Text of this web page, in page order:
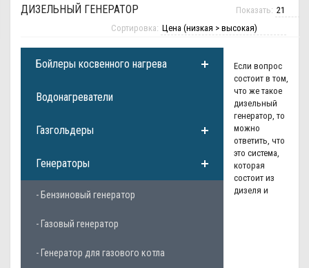
ДИЗЕЛЬНЫЙ ГЕНЕРАТОР
Показать:
Сортировка:
Бойлеры косвенного нагрева
Водонагреватели
Газгольдеры
Генераторы
- Бензиновый генератор
- Газовый генератор
- Генератор для газового котла
Если вопрос
состоит в том,
что же такое
дизельный
генератор, то
можно
ответить, что
это система,
которая
состоит из
дизеля и